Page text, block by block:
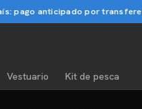
anticipado por transferencia
Vestuario Kit de pesca